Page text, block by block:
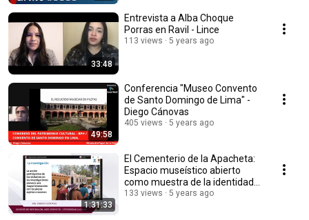
33:48
Entrevista a Alba Choque
Porras en Ravil - Lince
113 views 5 years ago
49:58
Conferencia "Museo Convento
de Santo Domingo de Lima" -
Diego Cánovas
405 views 5 years ago
1:31:33
El Cementerio de la Apacheta:
Espacio museístico abierto
como muestra de la identidad
local.
133 views 5 years ago